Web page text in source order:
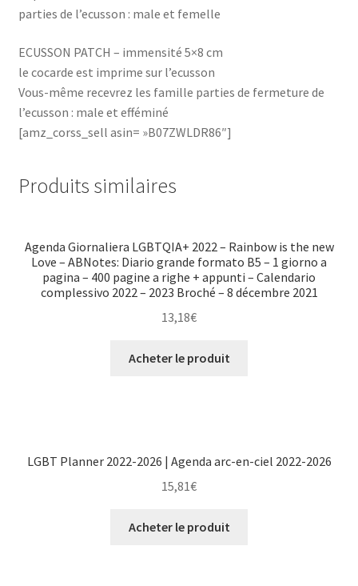
parties de l’ecusson : male et femelle
ECUSSON PATCH – immensité 5×8 cm
le cocarde est imprime sur l’ecusson
Vous-même recevrez les famille parties de fermeture de
l’ecusson : male et efféminé
[amz_corss_sell asin= »B07ZWLDR86″]
Produits similaires
Agenda Giornaliera LGBTQIA+ 2022 – Rainbow is the new
Love – ABNotes: Diario grande formato B5 – 1 giorno a
pagina – 400 pagine a righe + appunti – Calendario
complessivo 2022 – 2023 Broché – 8 décembre 2021
13,18€
Acheter le produit
LGBT Planner 2022-2026 | Agenda arc-en-ciel 2022-2026
15,81€
Acheter le produit